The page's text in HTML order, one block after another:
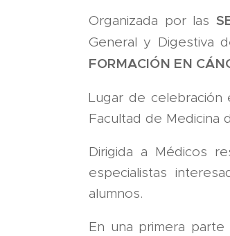
Organizada por las
General y Digestiva
FORMACIÓN EN
Lugar de celebración
Facultad de Medicina
Dirigida a Médicos
especialistas
alumnos.
En una primera